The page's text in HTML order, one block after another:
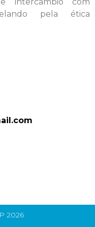
intercâmbio com
pela ética
2026